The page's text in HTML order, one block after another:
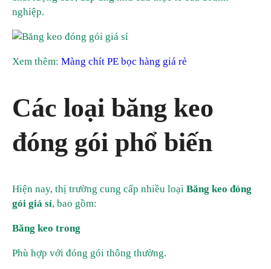
nghiệp.
Xem thêm: Màng chít PE bọc hàng giá rẻ
Các loại băng keo
đóng gói phổ biến
Hiện nay, thị trường cung cấp nhiều loại Băng keo đóng
gói giá sỉ, bao gồm:
Băng keo trong
Phù hợp với đóng gói thông thường.